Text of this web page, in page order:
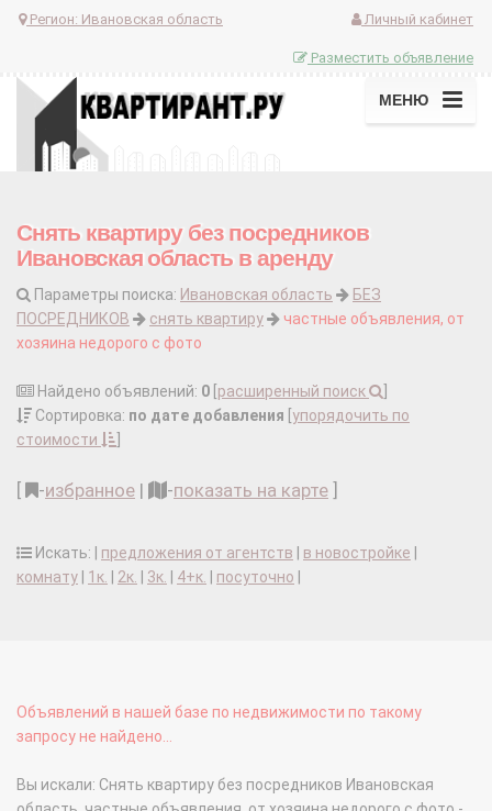
Регион: Ивановская область Личный кабинет
Разместить объявление
МЕНЮ
Снять квартиру без посредников
Ивановская область в аренду
Параметры поиска: Ивановская область
БЕЗ
ПОСРЕДНИКОВ
снять квартиру
частные объявления, от
хозяина недорого с фото
Найдено объявлений: 0 расширенный поиск
Сортировка: по дате добавления упорядочить по
стоимости
-избранное | -показать на карте
Искать: | предложения от агентств в новостройке
комнату
1к. 2к. 3к. 4+к. посуточно
Объявлений в нашей базе по недвижимости по такому
запросу не найдено...
Вы искали: Снять квартиру без посредников Ивановская